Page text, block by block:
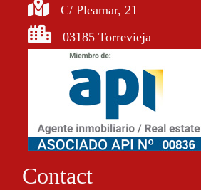
C/ Pleamar, 21
03185 Torrevieja
Contact